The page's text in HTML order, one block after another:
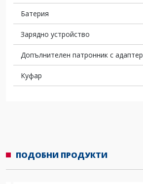
Батерия
Зарядно устройство
Допълнителен патронник с адаптер
Куфар
ПОДОБНИ ПРОДУКТИ